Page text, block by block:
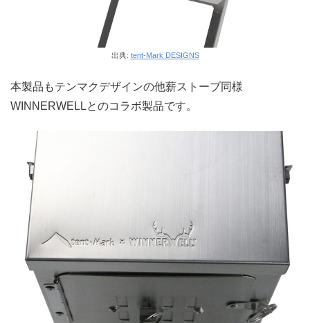
出典: tent-Mark DESIGNS
本製品もテンマクデザインの他薪ストーブ同様
WINNERWELLとのコラボ製品です。